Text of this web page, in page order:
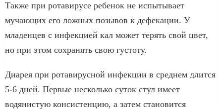
Также при ротавирусе ребенок не испытывает
мучающих его ложных позывов к дефекации. У
младенцев с инфекцией кал может терять свой цвет,
но при этом сохранять свою густоту.
Диарея при ротавирусной инфекции в среднем длится
5-6 дней. Первые несколько суток стул имеет
водянистую консистенцию, а затем становится